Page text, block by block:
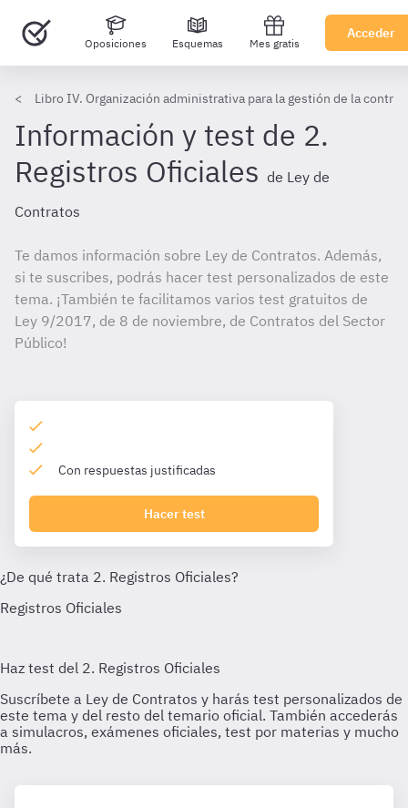
Oposiciones Esquemas Mes gratis
Acceder
Libro IV. Organización administrativa para la gestión de la
Información y test de 2.
Registros Oficiales de Ley de
Contratos
Te damos información sobre Ley de Contratos. Además,
si te suscribes, podrás hacer test personalizados de este
tema. ¡También te facilitamos varios test gratuitos de
Ley 9/2017, de 8 de noviembre, de Contratos del Sector
Público!
Con respuestas justificadas
Hacer test